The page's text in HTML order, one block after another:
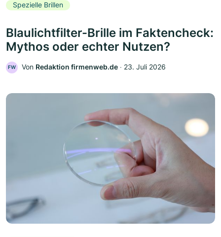
Spezielle Brillen
Blaulichtfilter-Brille im Faktencheck:
Mythos oder echter Nutzen?
FW Von Redaktion firmenweb.de ‧ 23. Juli 2026